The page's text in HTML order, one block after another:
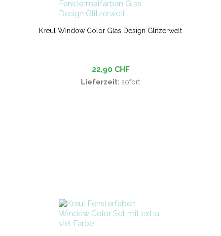
Kreul Window Color Glas Design Glitzerwelt
22,90 CHF
Lieferzeit: sofort